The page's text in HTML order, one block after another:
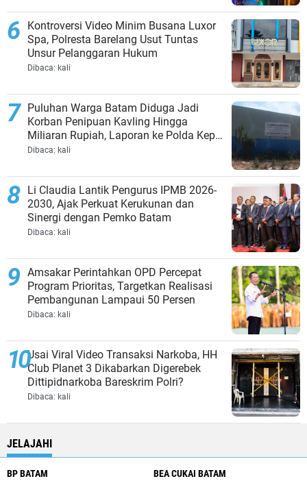
Kontroversi Video Minim Busana Luxor
Spa, Polresta Barelang Usut Tuntas
Unsur Pelanggaran Hukum
Dibaca: kali
Puluhan Warga Batam Diduga Jadi
Korban Penipuan Kavling Hingga
Miliaran Rupiah, Laporan ke Polda Kepri
Jalan di Tempat?
Dibaca: kali
Li Claudia Lantik Pengurus IPMB 2026-
2030, Ajak Perkuat Kerukunan dan
Sinergi dengan Pemko Batam
Dibaca: kali
Amsakar Perintahkan OPD Percepat
Program Prioritas, Targetkan Realisasi
Pembangunan Lampaui 50 Persen
Dibaca: kali
Usai Viral Video Transaksi Narkoba, HH
Club Planet 3 Dikabarkan Digerebek
Dittipidnarkoba Bareskrim Polri?
Dibaca: kali
JELAJAHI
BP BATAM BEA CUKAI BATAM